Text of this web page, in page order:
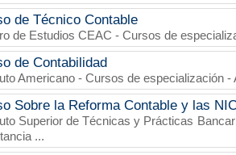
de Técnico Contable
de Estudios CEAC - Cursos de
de Contabilidad
Americano - Cursos de especialización -
Sobre la Reforma Contable y las
Superior de Técnicas y Prácticas
...